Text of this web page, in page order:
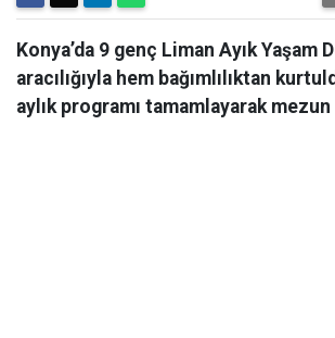
Konya’da 9 genç Liman Ayık Yaşam
aracılığıyla hem bağımlılıktan
aylık programı tamamlayarak